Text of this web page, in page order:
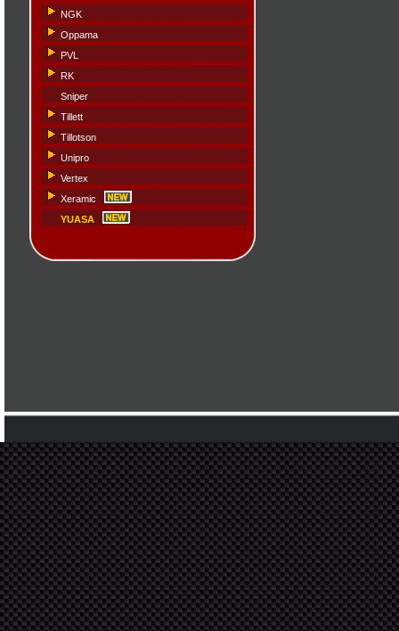
NGK
Oppama
PVL
RK
Sniper
Tillett
Tillotson
Unipro
Vertex
Xeramic
YUASA